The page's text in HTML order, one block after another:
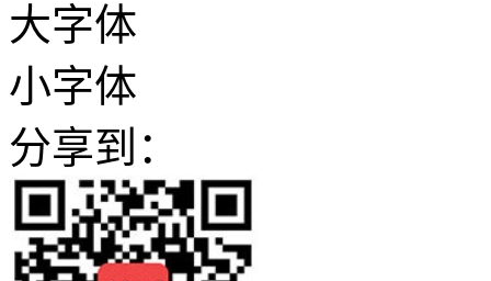
大字体
小字体
分享到：